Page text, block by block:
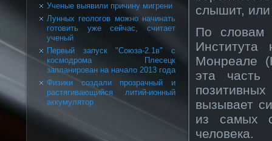
Ученые выявили причину мигрени
Лунных геологов можно начинать
готовить уже сейчас, считает
ученый
Первый запуск "Союза-2.1в" с
космодрома Плесецк
запланирован на начало 2013 года
Физики создали прозрачный и
растягивающийся литий-ионный
аккумулятор
слышит, или
По словам
Института
Монреале
эта часть
вызывает
из самых
человека.